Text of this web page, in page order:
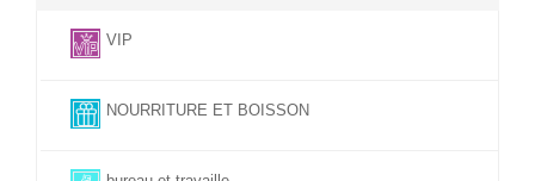
VIP
NOURRITURE ET BOISSON